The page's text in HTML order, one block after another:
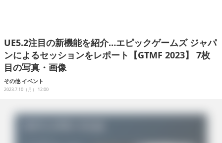
企業動向
人材育成
産業政策
連載
UE5.2注目の新機能を紹介…エピックゲームズ ジャパ
ンによるセッションをレポート【GTMF 2023】 7枚
目の写真・画像
その他 イベント
2023.7.10（月） 12:00